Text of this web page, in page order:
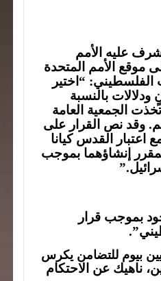
عليه الأمم
موقع الأمم المتحدة
مع الشعب الفلسطيني: “اختير
ودلالات بالنسبة
ففي ذلك اليوم من عام 1947، اتخذت الجمعية العامة
اعتبار القدس كيانا
إنشاؤهما بموجب
بموجب قرار
بيوم للتضامن يكرس
ناهيك عن الاحتكام